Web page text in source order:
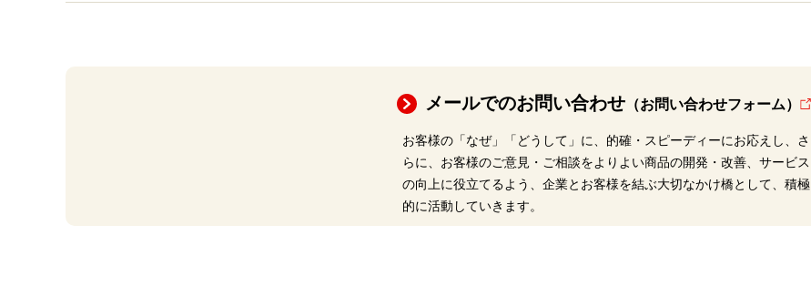
メールでのお問い合わせ（お問い合わせフォーム）
お客様の「なぜ」「どうして」に、的確・スピーディーにお応えし、さ
らに、お客様のご意見・ご相談をよりよい商品の開発・改善、サービス
の向上に役立てるよう、企業とお客様を結ぶ大切なかけ橋として、積極
的に活動していきます。